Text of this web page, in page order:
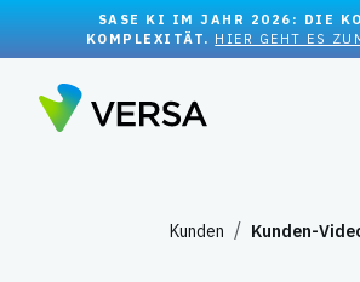
SASE KI IM JAHR 2026: DIE
KOMPLEXITÄT. HIER GEHT ES
Kunden Kunden-